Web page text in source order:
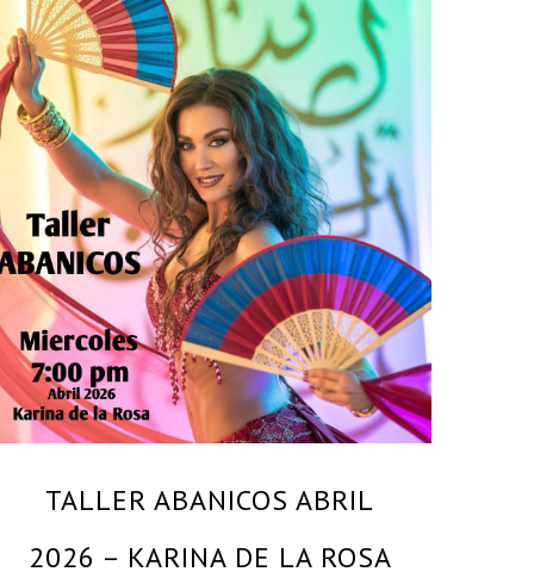
By
KARINA DE LA ROSA – MAESTRA Y BAILARINA
PROFESIONAL
TALLER ABANICOS ABRIL
2026 – KARINA DE LA ROSA